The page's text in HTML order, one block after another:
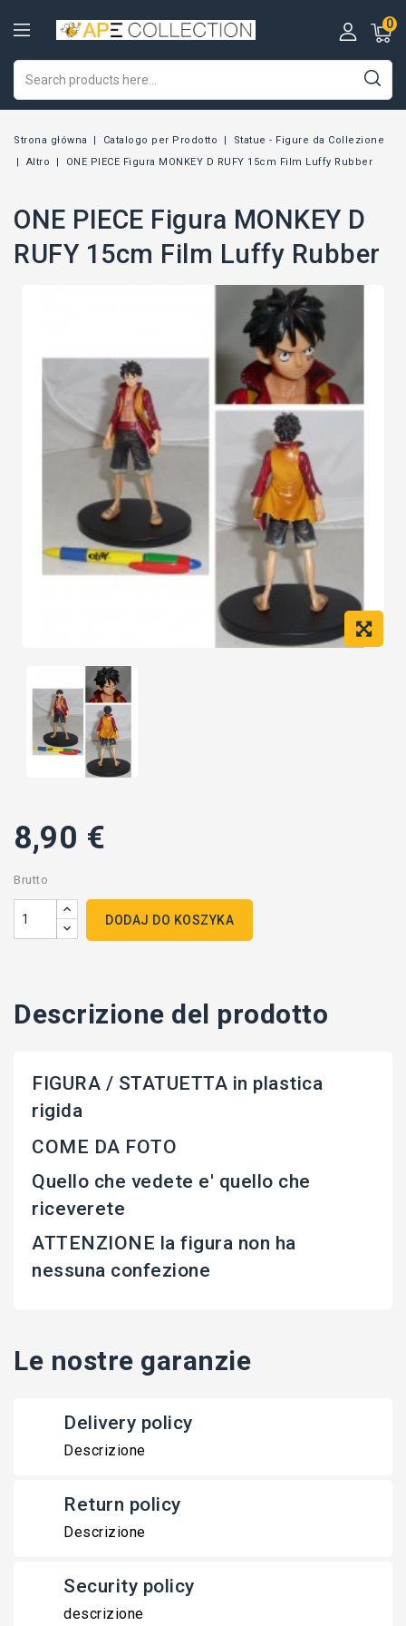
0
Strona główna Catalogo per Prodotto
Statue - Figure da Collezione
Altro
ONE PIECE Figura MONKEY D RUFY 15cm Film Luffy Rubber
ONE PIECE Figura MONKEY D
RUFY 15cm Film Luffy Rubber
8,90 €
Brutto
DODAJ DO KOSZYKA
Descrizione del prodotto
FIGURA / STATUETTA in plastica
rigida
COME DA FOTO
Quello che vedete e' quello che
riceverete
ATTENZIONE la figura non ha
nessuna confezione
Le nostre garanzie
Delivery policy
Descrizione
Return policy
Descrizione
Security policy
descrizione